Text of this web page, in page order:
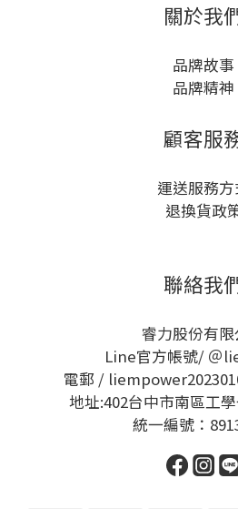
關於我
品牌故事
品牌精神
顧客服
運送服務
退換貨政
聯絡我
睿力股份有限
Line官方帳號/ ＠
電郵 /
地址:402台中市南區工
統一編號：